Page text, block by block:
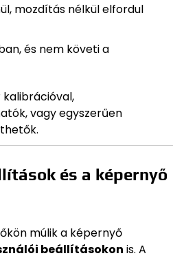
mozdítás nélkül elfordul
és nem követi a
kalibrációval,
vagy egyszerűen
és a képernyő
múlik a képernyő
beállításokon is. A